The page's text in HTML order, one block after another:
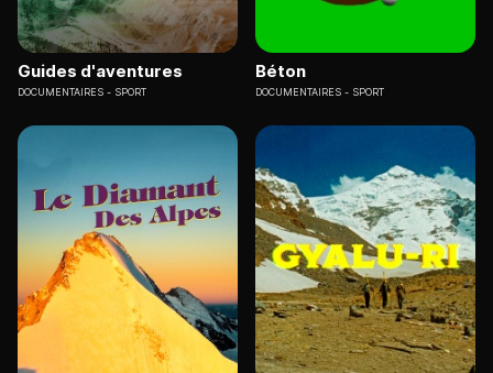
Guides d'aventures
DOCUMENTAIRES SPORT
Béton
DOCUMENTAIRES SPORT